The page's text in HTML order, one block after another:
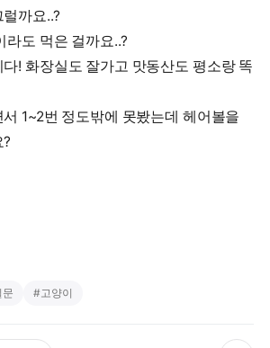
까요..?
라도 먹은 걸까요..?
! 화장실도 잘가고 맛동산도 평소랑 똑
1~2번 정도밖에 못봤는데 헤어볼을
문 # 고양이